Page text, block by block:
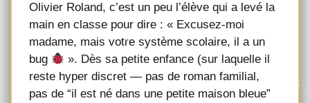
Olivier Roland, c’est un peu l’élève qui a levé la
main en classe pour dire : « Excusez-moi
madame, mais votre système scolaire, il a un
bug
». Dès sa petite enfance (sur laquelle il
reste hyper discret — pas de roman familial,
pas de “il est né dans une petite maison bleue”